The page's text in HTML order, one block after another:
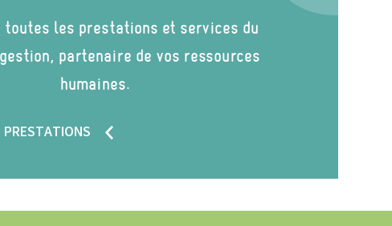
toutes les prestations et services du
partenaire de vos ressources
humaines.
PRESTATIONS